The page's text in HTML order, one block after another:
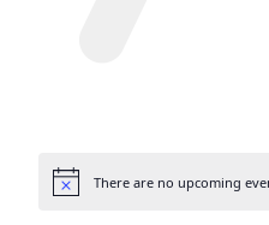
공
There are no upcoming